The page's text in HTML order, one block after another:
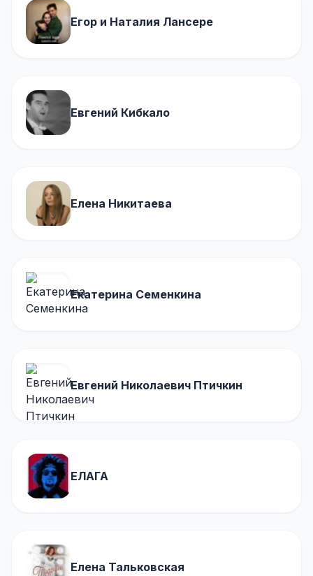
Егор и Наталия Лансере
Евгений Кибкало
Елена Никитаева
Екатерина Семенкина
Евгений Николаевич Птичкин
ЕЛАГА
Елена Тальковская